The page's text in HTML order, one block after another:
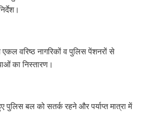
वरिष्ठ नागरिकों व पुलिस पेंशनरों से
का निस्तारण।
पुलिस बल को सतर्क रहने और पर्याप्त मात्रा में